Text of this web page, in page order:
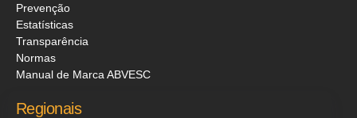
Prevenção
Estatísticas
Transparência
Normas
Manual de Marca ABVESC
Regionais